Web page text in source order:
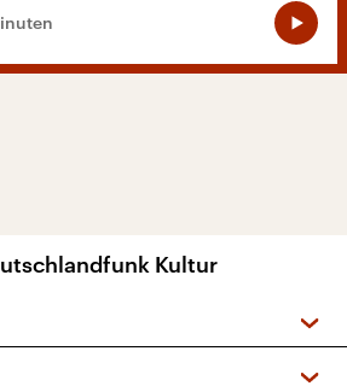
Kultur